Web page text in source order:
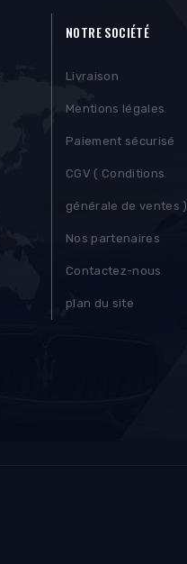
NOTRE SOCIÉTÉ
Livraison
Mentions légales
Paiement sécurisé
CGV ( Conditions
générale de ventes )
Nos partenaires
Contactez-nous
plan du site